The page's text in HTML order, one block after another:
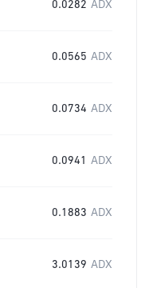
0.0282 ADX
0.0565 ADX
0.0734 ADX
0.0941 ADX
0.1883 ADX
3.0139 ADX